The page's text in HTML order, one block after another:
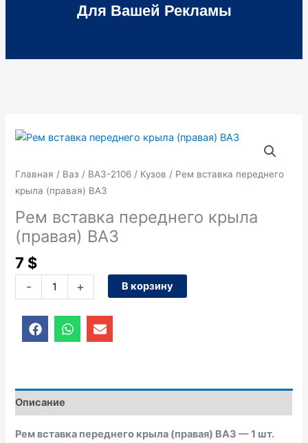
Для Вашей Рекламы
Главная / Ваз / ВАЗ-2106 / Кузов / Рем вставка переднего
крыла (правая) ВАЗ
Рем вставка переднего крыла
(правая) ВАЗ
7 $
-
Количество
Рем
вставка
крыла
(правая)
+ В корзину
F
a
o
o
k
W
h
a
p
E
n
o
e
Описание
Рем вставка переднего крыла (правая) ВАЗ — 1 шт.